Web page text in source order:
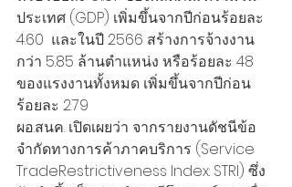
ประเทศ (GDP) เพิ่มขึ้นจากปีก่อนร้อยละ
4.60  และในปี 2566 สร้างการจ้างงาน
กว่า 5.85 ล้านตำแหน่ง หรือร้อยละ 48
ของแรงงานทั้งหมด เพิ่มขึ้นจากปีก่อน
ร้อยละ 2.79
ผอ.สนค. เปิดเผยว่า จากรายงานดัชนีข้อ
จำกัดทางการค้าภาคบริการ (Service
TradeRestrictiveness Index: STRI) ซึ่ง